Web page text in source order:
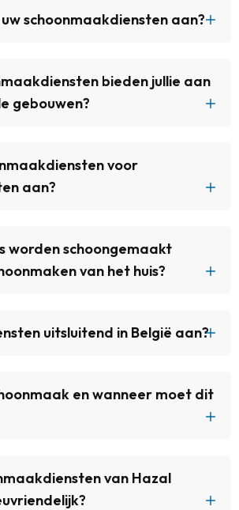
schoonmaakdiensten aan?
bieden jullie aan
gebouwen?
voor
aan?
worden schoongemaakt
van het huis?
uitsluitend in België aan?
en wanneer moet dit
van Hazal